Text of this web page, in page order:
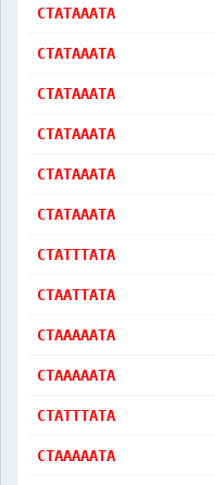
CTATAAATA
CTATAAATA
CTATAAATA
CTATAAATA
CTATAAATA
CTATAAATA
CTATTTATA
CTAATTATA
CTAAAAATA
CTAAAAATA
CTATTTATA
CTAAAAATA